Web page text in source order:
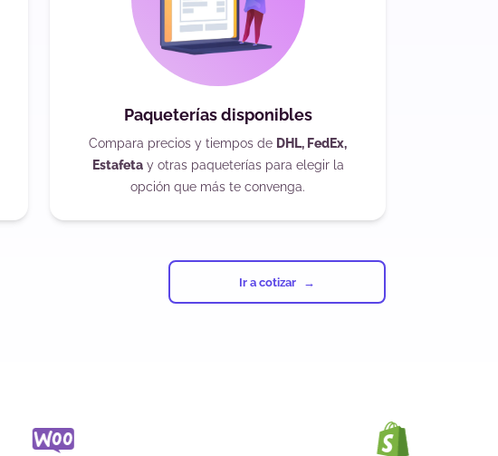
Paqueterías disponibles
Compara precios y tiempos de DHL, FedEx,
Estafetay otras paqueterías para elegir la
opción que más te convenga.
Ir a cotizar